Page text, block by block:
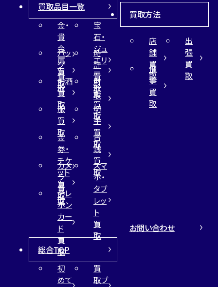
買取品目一覧
金・
貴
金
属
買
取
宝
石・
ジュ
エリ
ー
買
取
バッ
グ
買
取
時
計
買
取
お酒
買
取
財
布
買
取
服
買
取
切
手
買
取
金
券・
チケ
ット
買
取
古
銭
買
取
カメ
ラ
買
取
スマ
ホ・
タブ
レッ
ト
買
取
テレ
ホン
カー
ド
買
取
買取方法
店
舗
買
取
出
張
買
取
催
事
買
取
総合TOP
初
めて
買
取ブ
お問い合わせ